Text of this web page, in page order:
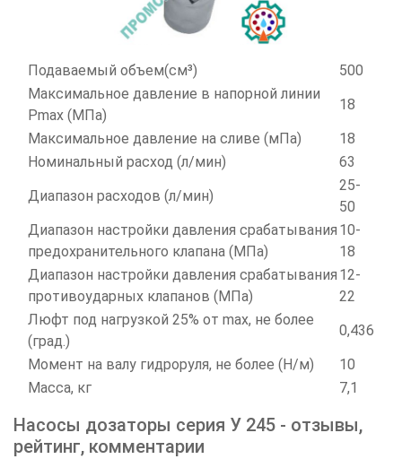
Подаваемый объем(см³)
500
Максимальное давление в напорной линии
Pmax (МПа)
18
Максимальное давление на сливе (мПа)
18
Номинальный расход (л/мин)
63
Диапазон расходов (л/мин)
25-
50
Диапазон настройки давления срабатывания
предохранительного клапана (МПа)
10-
18
Диапазон настройки давления срабатывания
противоударных клапанов (МПа)
12-
22
Люфт под нагрузкой 25% от max, не более
(град.)
0,436
Момент на валу гидроруля, не более (Н/м)
10
Масса, кг
7,1
Насосы дозаторы серия У 245 - отзывы,
рейтинг, комментарии